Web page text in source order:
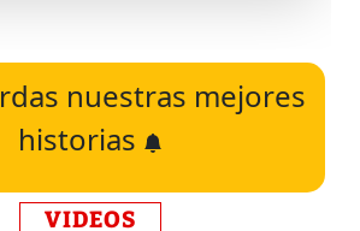
nuestras mejores
historias
VIDEOS